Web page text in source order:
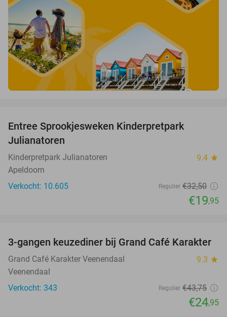
Entree Sprookjesweken Kinderpretpark
Julianatoren
Kinderpretpark Julianatoren 9.4 star
Apeldoorn
Verkocht: 10.605
Regulier €32,50
€19,95
43%
3-gangen keuzediner bij Grand Café Karakter
Grand Café Karakter Veenendaal 9.3 star
Veenendaal
Verkocht: 343
Regulier €43,75
€24,95